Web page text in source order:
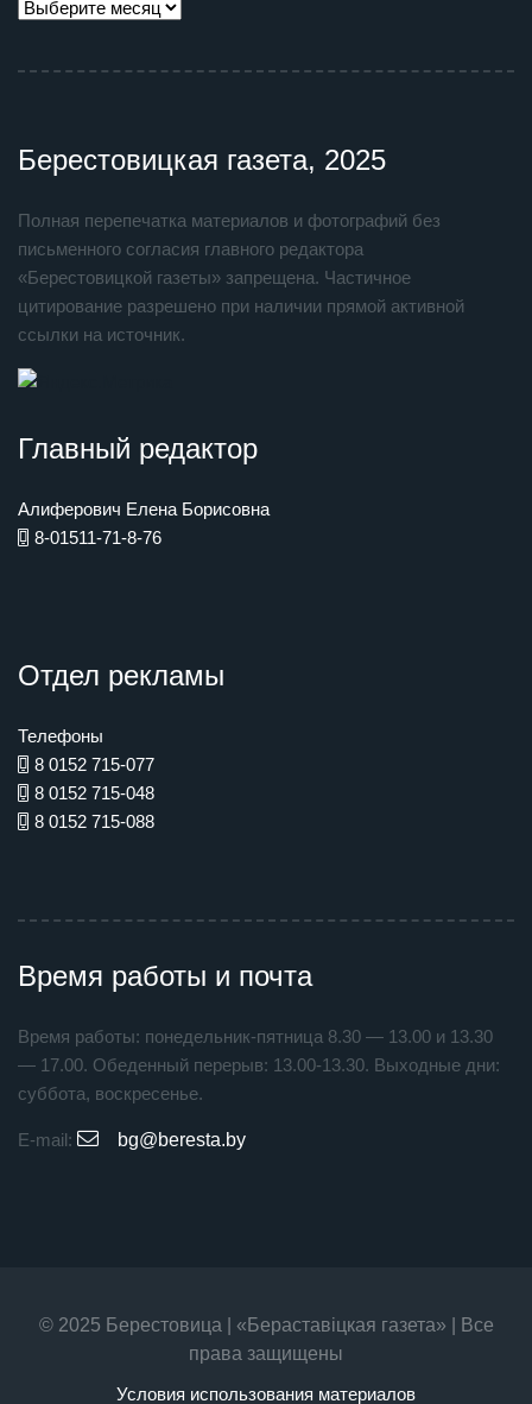
Берестовицкая газета, 2025
Полная перепечатка материалов и фотографий без
письменного согласия главного редактора
«Берестовицкой газеты» запрещена. Частичное
цитирование разрешено при наличии прямой активной
ссылки на источник.
Главный редактор
Алиферович Елена Борисовна
8-01511-71-8-76
Отдел рекламы
Телефоны
8 0152 715-077
8 0152 715-048
8 0152 715-088
Время работы и почта
Время работы: понедельник-пятница 8.30 — 13.00 и 13.30
— 17.00. Обеденный перерыв: 13.00-13.30. Выходные дни:
суббота, воскресенье.
E-mail: bg@beresta.by
© 2025 Берестовица | «Бераставiцкая газета» | Все
права защищены
Условия использования материалов